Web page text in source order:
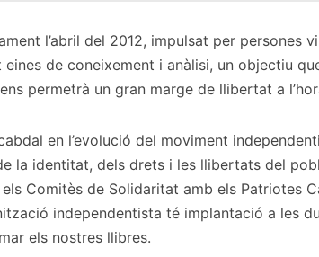
l’abril del 2012, impulsat per persones
de coneixement i anàlisi, un objectiu
permetrà un gran marge de llibertat a
en l’evolució del moviment
la identitat, dels drets i les llibertats del
Comitès de Solidaritat amb els Patriotes
independentista té implantació a les
els nostres llibres.